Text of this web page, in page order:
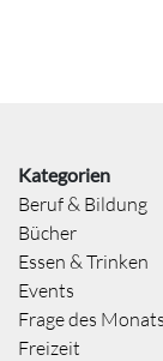
Kategorien
Beruf & Bildung
Bücher
Essen & Trinken
Events
Frage des Monats
Freizeit